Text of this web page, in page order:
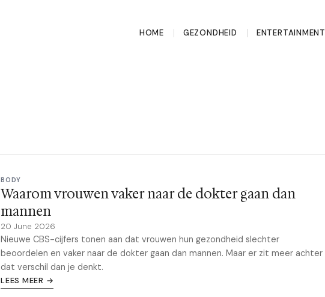
HOME GEZONDHEID ENTERTAINMENT
BODY
Waarom vrouwen vaker naar de dokter gaan dan
mannen
20 June 2026
Nieuwe CBS-cijfers tonen aan dat vrouwen hun gezondheid slechter
beoordelen en vaker naar de dokter gaan dan mannen. Maar er zit meer achter
dat verschil dan je denkt.
LEES MEER →